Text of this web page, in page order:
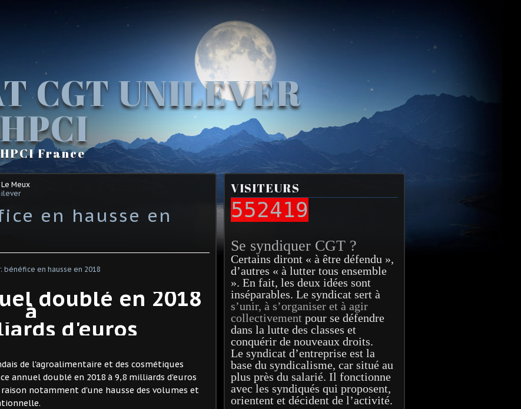
CGT UNILEVER
France
Meux
en hausse en
doublé en 2018
à
d'euros
de l'agroalimentaire et des cosmétiques
annuel doublé en 2018 à 9,8 milliards d'euros
notamment d'une hausse des volumes et
VISITEURS
552419
Se syndiquer CGT ?
Certains diront « à être défendu »,
d’autres « à lutter tous ensemble
». En fait, les deux idées sont
inséparables. Le syndicat sert à
s’unir, à s’organiser et à agir
collectivement pour se défendre
dans la lutte des classes et
conquérir de nouveaux droits.
Le syndicat d’entreprise est la
base du syndicalisme, car situé au
plus près du salarié. Il fonctionne
avec les syndiqués qui proposent,
orientent et décident de l’activité.